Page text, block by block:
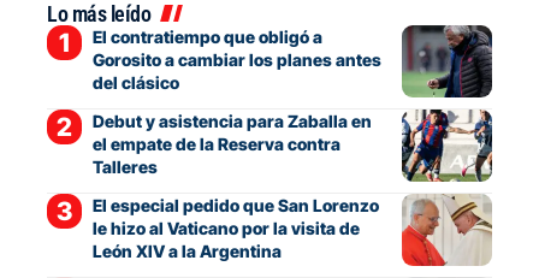
Lo más leído
El contratiempo que obligó a
Gorosito a cambiar los planes antes
del clásico
Debut y asistencia para Zaballa en
el empate de la Reserva contra
Talleres
El especial pedido que San Lorenzo
le hizo al Vaticano por la visita de
León XIV a la Argentina